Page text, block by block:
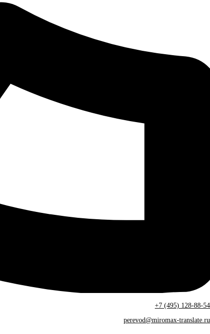
+7 (495) 128-88-54
perevod@miromax-translate.ru